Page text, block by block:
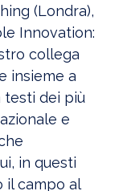
(Londra),
Innovation:
collega
insieme a
testi dei più
e
in questi
il campo al